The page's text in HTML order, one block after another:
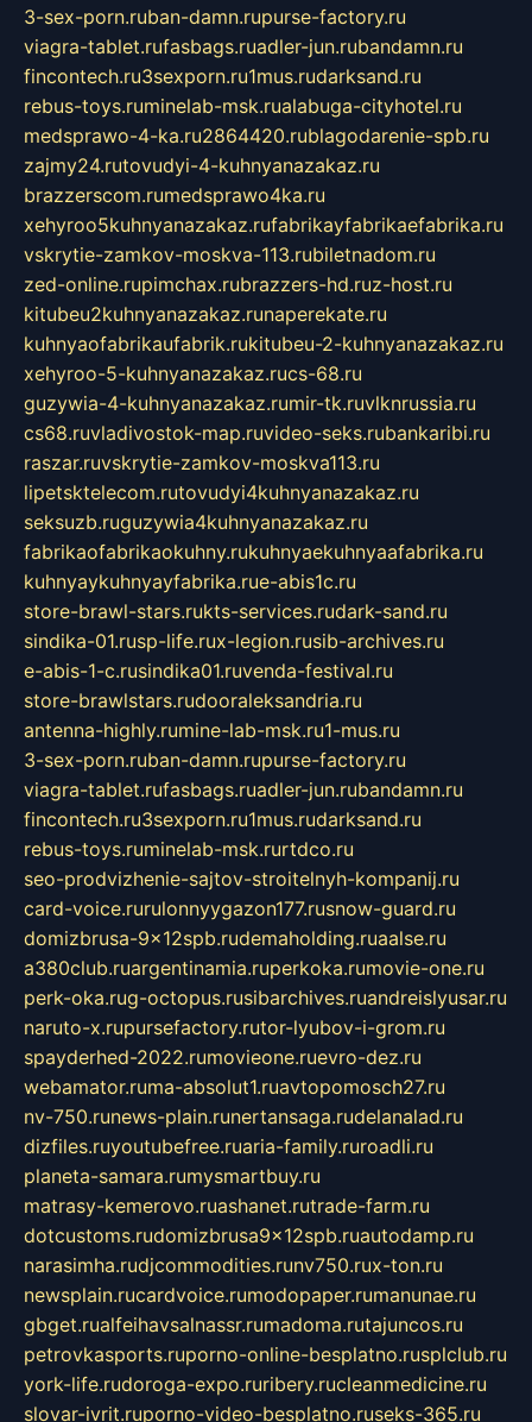
3-sex-porn.ruban-damn.rupurse-factory.ru
viagra-tablet.rufasbags.ruadler-jun.rubandamn.ru
fincontech.ru3sexporn.ru1mus.rudarksand.ru
rebus-toys.ruminelab-msk.rualabuga-cityhotel.ru
medsprawo-4-ka.ru2864420.rublagodarenie-spb.ru
zajmy24.rutovudyi-4-kuhnyanazakaz.ru
brazzerscom.rumedsprawo4ka.ru
xehyroo5kuhnyanazakaz.rufabrikayfabrikaefabrika.ru
vskrytie-zamkov-moskva-113.rubiletnadom.ru
zed-online.rupimchax.rubrazzers-hd.ruz-host.ru
kitubeu2kuhnyanazakaz.runaperekate.ru
kuhnyaofabrikaufabrik.rukitubeu-2-kuhnyanazakaz.ru
xehyroo-5-kuhnyanazakaz.rucs-68.ru
guzywia-4-kuhnyanazakaz.rumir-tk.ruvlknrussia.ru
cs68.ruvladivostok-map.ruvideo-seks.rubankaribi.ru
raszar.ruvskrytie-zamkov-moskva113.ru
lipetsktelecom.rutovudyi4kuhnyanazakaz.ru
seksuzb.ruguzywia4kuhnyanazakaz.ru
fabrikaofabrikaokuhny.rukuhnyaekuhnyaafabrika.ru
kuhnyaykuhnyayfabrika.rue-abis1c.ru
store-brawl-stars.rukts-services.rudark-sand.ru
sindika-01.rusp-life.rux-legion.rusib-archives.ru
e-abis-1-c.rusindika01.ruvenda-festival.ru
store-brawlstars.rudooraleksandria.ru
antenna-highly.rumine-lab-msk.ru1-mus.ru
3-sex-porn.ruban-damn.rupurse-factory.ru
viagra-tablet.rufasbags.ruadler-jun.rubandamn.ru
fincontech.ru3sexporn.ru1mus.rudarksand.ru
rebus-toys.ruminelab-msk.rurtdco.ru
seo-prodvizhenie-sajtov-stroitelnyh-kompanij.ru
card-voice.rurulonnyygazon177.rusnow-guard.ru
domizbrusa-9x12spb.rudemaholding.ruaalse.ru
a380club.ruargentinamia.ruperkoka.rumovie-one.ru
perk-oka.rug-octopus.rusibarchives.ruandreislyusar.ru
naruto-x.rupursefactory.rutor-lyubov-i-grom.ru
spayderhed-2022.rumovieone.ruevro-dez.ru
webamator.ruma-absolut1.ruavtopomosch27.ru
nv-750.runews-plain.runertansaga.rudelanalad.ru
dizfiles.ruyoutubefree.ruaria-family.ruroadli.ru
planeta-samara.rumysmartbuy.ru
matrasy-kemerovo.ruashanet.rutrade-farm.ru
dotcustoms.rudomizbrusa9x12spb.ruautodamp.ru
narasimha.rudjcommodities.runv750.rux-ton.ru
newsplain.rucardvoice.rumodopaper.rumanunae.ru
gbget.rualfeihavsalnassr.rumadoma.rutajuncos.ru
petrovkasports.ruporno-online-besplatno.rusplclub.ru
york-life.rudoroga-expo.ruribery.rucleanmedicine.ru
slovar-ivrit.ruporno-video-besplatno.ruseks-365.ru